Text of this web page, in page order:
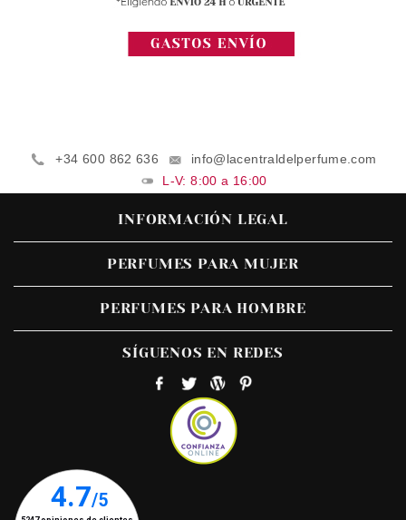
+34 600 862 636
info@lacentraldelperfume.com
L-V: 8:00 a 16:00
INFORMACIÓN LEGAL
PERFUMES PARA MUJER
PERFUMES PARA HOMBRE
SÍGUENOS EN REDES